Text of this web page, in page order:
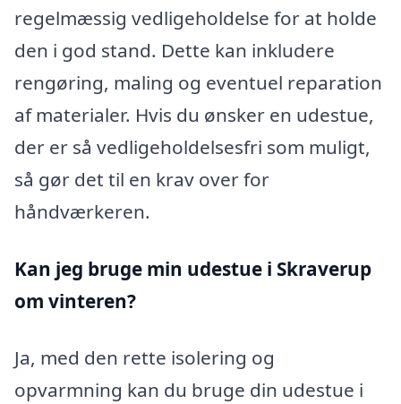
regelmæssig vedligeholdelse for at holde
den i god stand. Dette kan inkludere
rengøring, maling og eventuel reparation
af materialer. Hvis du ønsker en udestue,
der er så vedligeholdelsesfri som muligt,
så gør det til en krav over for
håndværkeren.
Kan jeg bruge min udestue i Skraverup
om vinteren?
Ja, med den rette isolering og
opvarmning kan du bruge din udestue i